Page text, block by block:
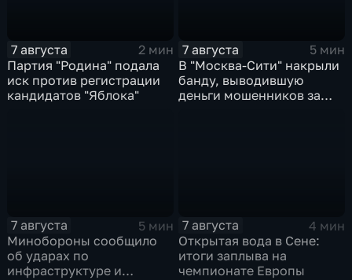
7 августа
2 мин
Партия "Родина" подала
иск против регистрации
кандидатов "Яблока"
7 августа
5 мин
В "Москва‑Сити" накрыли
банду, выводившую
деньги мошенников за
7 августа
5 мин
Минобороны сообщило
об ударах по
инфраструктуре и
7 августа
4 мин
Открытая вода в Сене:
итоги заплыва на
чемпионате Европы